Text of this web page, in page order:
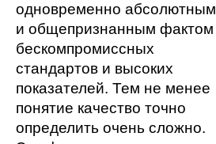
одновременно абсолютным
и общепризнанным фактом
бескомпромиссных
стандартов и высоких
показателей. Тем не менее
понятие качество точно
определить очень сложно.